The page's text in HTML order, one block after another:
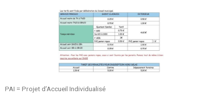
PAI = Projet d’Accueil Individualisé